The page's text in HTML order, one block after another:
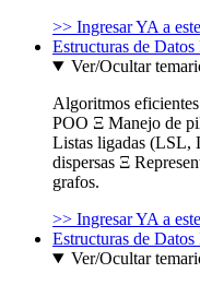
>> Ingresar YA a
Estructuras de
Ver/Ocultar
Algoritmos
POO Ξ Manejo de
Listas ligadas
dispersas Ξ
grafos.
>> Ingresar YA a
Estructuras de
Ver/Ocultar